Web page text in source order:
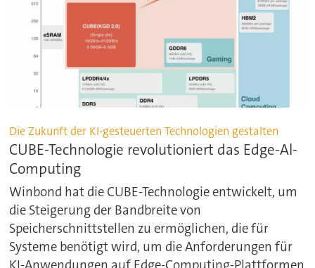
Die Zukunft der KI-gesteuerten Technologien gestalten
CUBE-Technologie revolutioniert das Edge-Al-
Computing
Winbond hat die CUBE-Technologie entwickelt, um
die Steigerung der Bandbreite von
Speicherschnittstellen zu ermöglichen, die für
Systeme benötigt wird, um die Anforderungen für